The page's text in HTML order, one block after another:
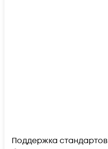
Поддержка стандартов